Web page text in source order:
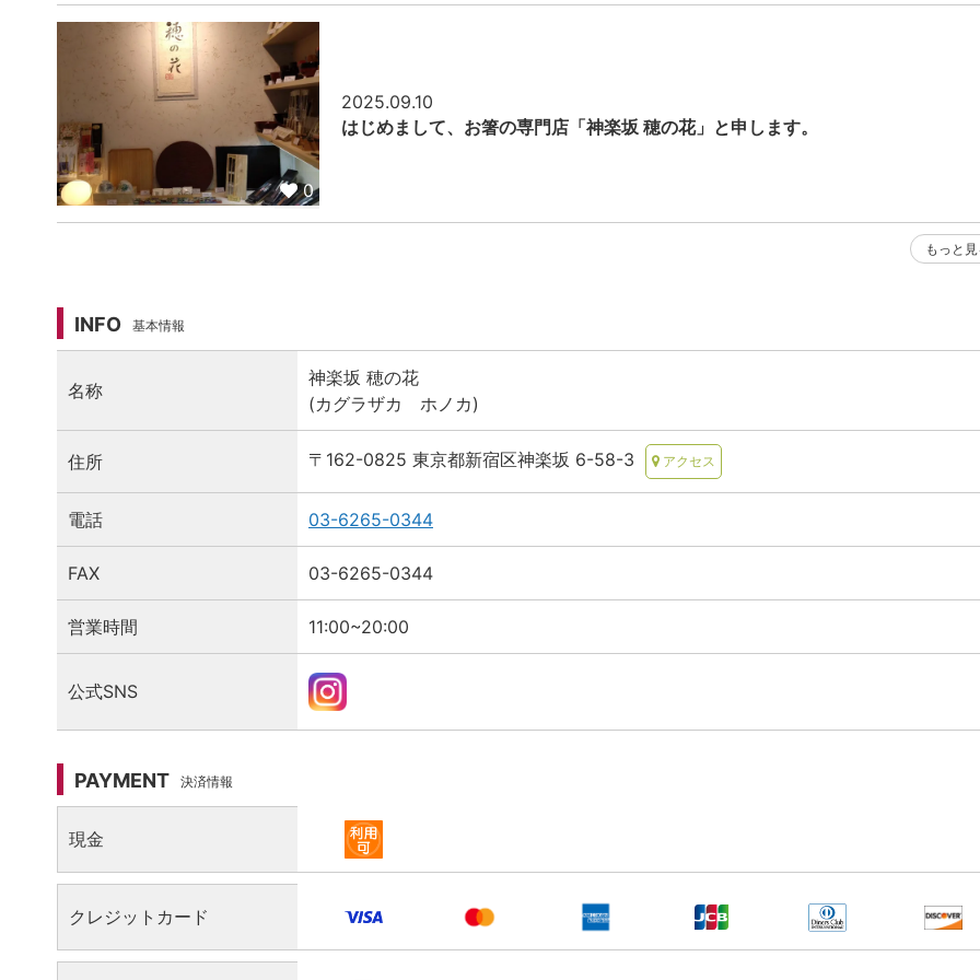
0
2025.09.10
はじめまして、お箸の専門店「神楽坂 穂の花」と申します。
もっと
INFO 基本情報
名称
神楽坂 穂の花
(カグラザカ ホノカ)
住所 〒162-0825 東京都新宿区神楽坂 6-58-3 アクセス
電話 03-6265-0344
FAX 03-6265-0344
営業時間 11:00~20:00
公式SNS
PAYMENT 決済情報
現金
クレジットカード